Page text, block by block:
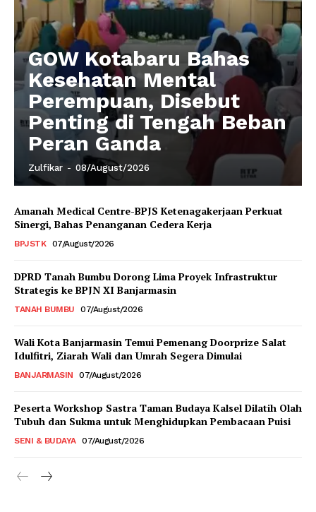
GOW Kotabaru Bahas
Kesehatan Mental
Perempuan, Disebut
Penting di Tengah Beban
Peran Ganda
Zulfikar - 08/August/2026
Amanah Medical Centre-BPJS Ketenagakerjaan Perkuat
Sinergi, Bahas Penanganan Cedera Kerja
BPJSTK 07/August/2026
DPRD Tanah Bumbu Dorong Lima Proyek Infrastruktur
Strategis ke BPJN XI Banjarmasin
TANAH BUMBU 07/August/2026
Wali Kota Banjarmasin Temui Pemenang Doorprize Salat
Idulfitri, Ziarah Wali dan Umrah Segera Dimulai
BANJARMASIN 07/August/2026
Peserta Workshop Sastra Taman Budaya Kalsel Dilatih Olah
Tubuh dan Sukma untuk Menghidupkan Pembacaan Puisi
SENI & BUDAYA 07/August/2026